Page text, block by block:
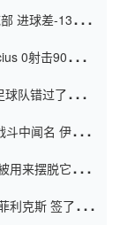
进球差-13令人
0射击90分钟
队错过了世界
中闻名 伊万放
用来摆脱它
利克斯 签了7年